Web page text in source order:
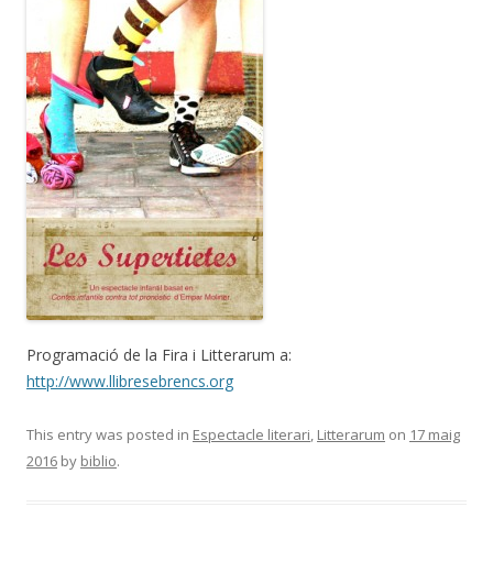
Programació de la Fira i Litterarum a:
http://www.llibresebrencs.org
This entry was posted in Espectacle literari, Litterarum on 17 maig
2016 by biblio.